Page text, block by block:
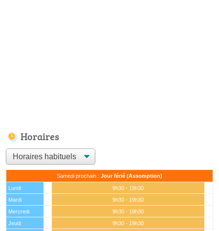
Horaires
Samedi prochain : Jour férié (Assomption)
Lundi
9h30 - 19h30
Mardi
9h30 - 19h30
Mercredi
9h30 - 19h30
Jeudi
9h30 - 19h30